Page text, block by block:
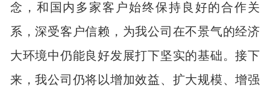
念，和国内多家客户始终保持良好的合作关
系，深受客户信赖，为我公司在不景气的经济
大环境中仍能良好发展打下坚实的基础。接下
来，我公司仍将以增加效益、扩大规模、增强